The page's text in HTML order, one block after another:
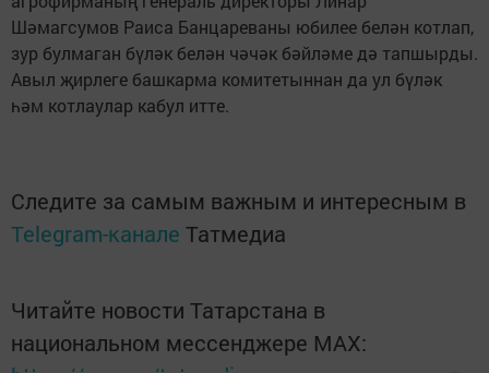
Шәмагсумов Раиса Банцареваны юбилее белән котлап,
зур булмаган бүләк белән чәчәк бәйләме дә тапшырды.
Авыл җирлеге башкарма комитетыннан да ул бүләк
һәм котлаулар кабул итте.
Следите за самым важным и интересным в
Telegram-канале Татмедиа
Читайте новости Татарстана в
национальном мессенджере MАХ: